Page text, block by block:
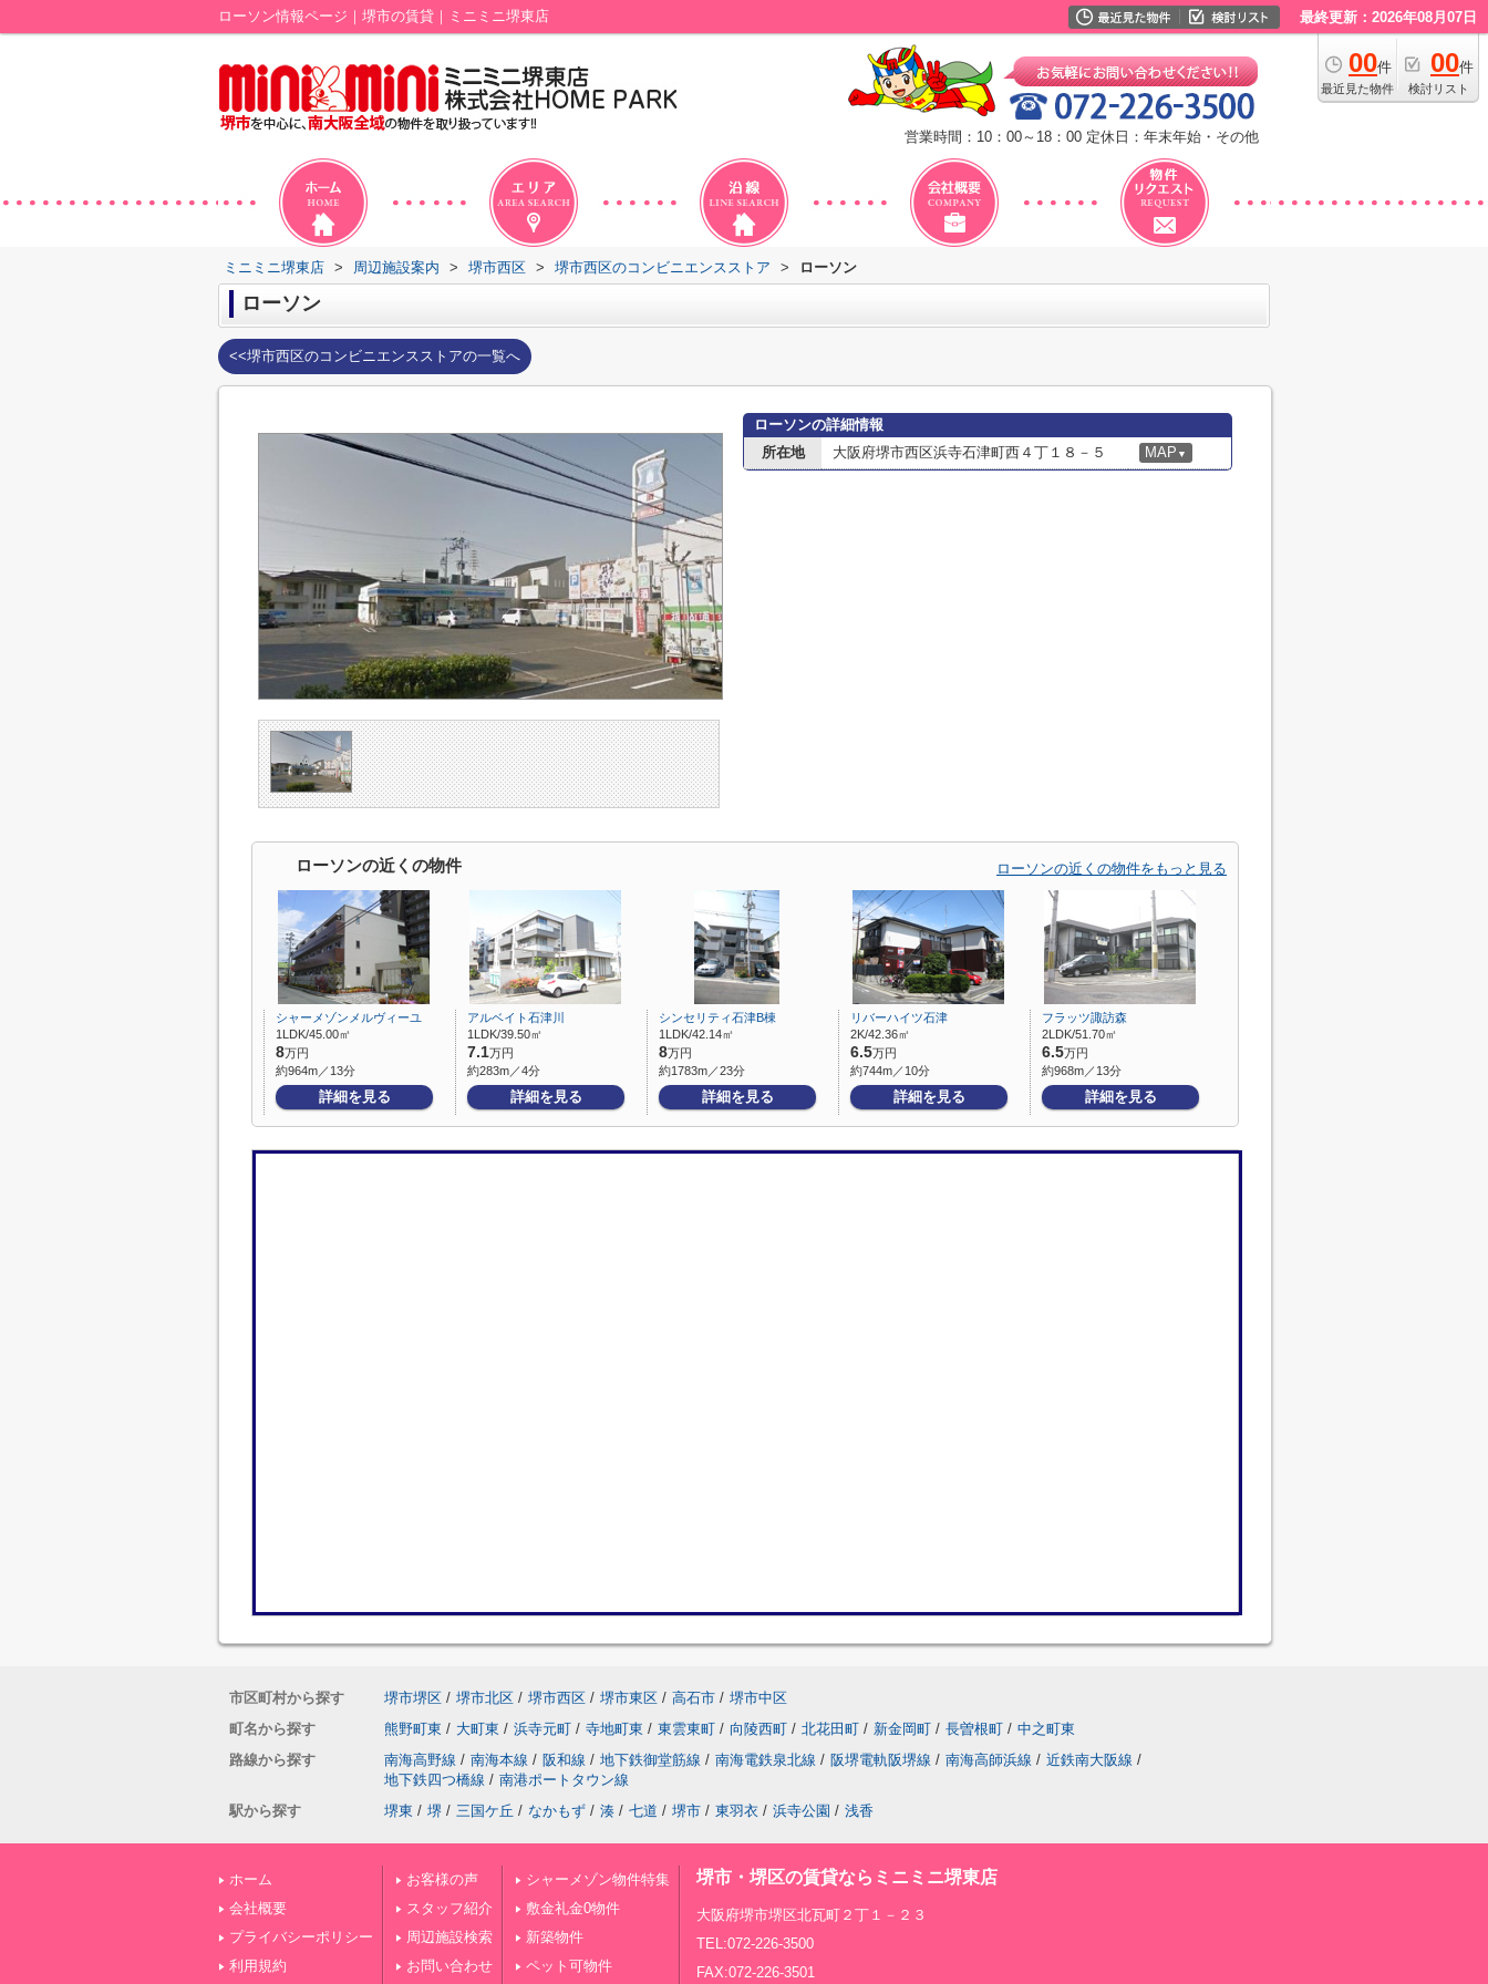
ローソン情報ページ｜堺市の賃貸｜ミニミニ堺東店 最終更新：2026年08月07日
00件
最近見た物件
00件
検討リスト
営業時間：10：00～18：00 定休日：年末年始・その他
ミニミニ堺東店 > 周辺施設案内 > 堺市西区 > 堺市西区のコンビニエンスストア > ローソン
ローソン
<<堺市西区のコンビニエンスストアの一覧へ
ローソンの詳細情報
所在地
大阪府堺市西区浜寺石津町西４丁１８－５ MAP ▼
ローソンの近くの物件 ローソンの近くの物件をもっと見る
シャーメゾンメルヴィーユ
1LDK/45.00㎡
8万円
約964m／13分
詳細を見る
アルベイト石津川
1LDK/39.50㎡
7.1万円
約283m／4分
詳細を見る
シンセリティ石津B棟
1LDK/42.14㎡
8万円
約1783m／23分
詳細を見る
リバーハイツ石津
2K/42.36㎡
6.5万円
約744m／10分
詳細を見る
フラッツ諏訪森
2LDK/51.70㎡
6.5万円
約968m／13分
詳細を見る
市区町村から探す 堺市堺区 / 堺市北区 / 堺市西区 / 堺市東区 / 高石市 / 堺市中区
町名から探す
熊野町東 / 大町東 / 浜寺元町 / 寺地町東 / 東雲東町 / 向陵西町 / 北花田町 / 新金岡町 / 長曽根町 / 中之町東
路線から探す
南海高野線 / 南海本線 / 阪和線 / 地下鉄御堂筋線 / 南海電鉄泉北線 / 阪堺電軌阪堺線 / 南海高師浜線 / 近鉄南大阪線 /
地下鉄四つ橋線 / 南港ポートタウン線
駅から探す
堺東 / 堺 / 三国ケ丘 / なかもず / 湊 / 七道 / 堺市 / 東羽衣 / 浜寺公園 / 浅香
ホーム
会社概要
プライバシーポリシー
利用規約
お客様の声
スタッフ紹介
周辺施設検索
お問い合わせ
シャーメゾン物件特集
敷金礼金0物件
新築物件
ペット可物件
堺市・堺区の賃貸ならミニミニ堺東店
大阪府堺市堺区北瓦町２丁１－２３
TEL:072-226-3500
FAX:072-226-3501